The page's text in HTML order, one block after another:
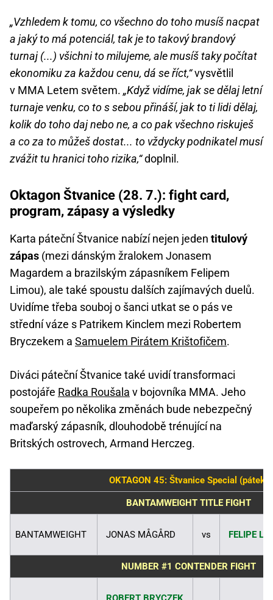
„Vzhledem k tomu, co všechno do toho musíš nacpat
a jaký to má potenciál, tak je to takový brandový
turnaj (...) všichni to milujeme, ale musíš taky počítat
ekonomiku za každou cenu, dá se říct,“vysvětlil
v MMA Letem světem. „Když vidíme, jak se dělaj letní
turnaje venku, co to s sebou přináší, jak to ti lidi dělaj,
kolik do toho daj nebo ne, a co pak všechno riskuješ
a co za to můžeš dostat... to vždycky podnikatel musí
zvážit tu hranici toho rizika,“doplnil.
Oktagon Štvanice (28. 7.): fight card,
program, zápasy a výsledky
Karta páteční Štvanice nabízí nejen jeden titulový
zápas (mezi dánským žralokem Jonasem
Magardem a brazilským zápasníkem Felipem
Limou), ale také spoustu dalších zajímavých duelů.
Uvidíme třeba souboj o šanci utkat se o pás ve
střední váze s Patrikem Kinclem mezi Robertem
Bryczekem a Samuelem Pirátem Krištofičem.
Diváci páteční Štvanice také uvidí transformaci
postojáře Radka Roušala v bojovníka MMA. Jeho
soupeřem po několika změnách bude nebezpečný
maďarský zápasník, dlouhodobě trénující na
Britských ostrovech, Armand Herczeg.
OKTAGON 45: Štvanice Special (pátek)
BANTAMWEIGHT TITLE FIGHT
BANTAMWEIGHT JONAS MÅGÅRD vs FELIPE
NUMBER #1 CONTENDER FIGHT